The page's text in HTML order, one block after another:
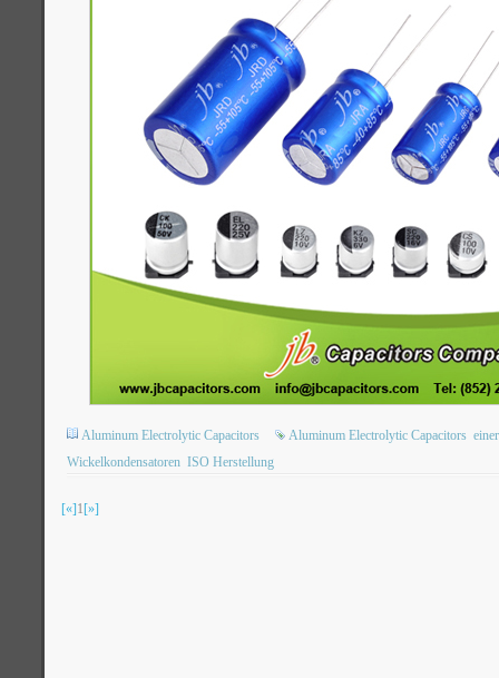
Aluminum Electrolytic Capacitors Aluminum Electrolytic Capacitors
Wickelkondensatoren ISO Herstellung
[«]1[»]